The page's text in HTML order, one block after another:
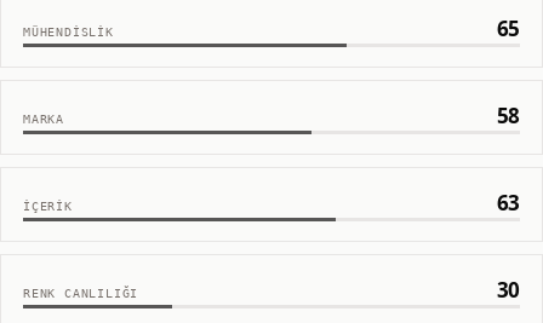
MÜHENDISLIK 65
MARKA 58
İÇERIK 63
RENK CANLILIĞI 30